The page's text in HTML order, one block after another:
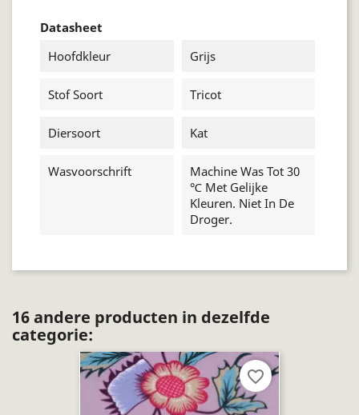
Datasheet
Hoofdkleur
Grijs
Stof Soort Tricot
Diersoort Kat
Wasvoorschrift
Machine Was Tot 30
℃ Met Gelijke
Kleuren. Niet In De
Droger.
16 andere producten in dezelfde
categorie:
favorite_border